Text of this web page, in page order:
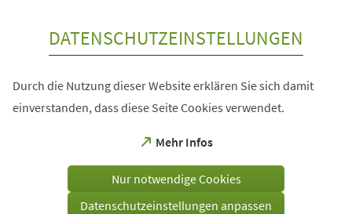
DATENSCHUTZEINSTELLUNGEN
Durch die Nutzung dieser Website erklären Sie sich damit
einverstanden, dass diese Seite Cookies verwendet.
Mehr Infos
(Öffnet
einem
Tab)
Nur notwendige Cookies
Datenschutzeinstellungen anpassen